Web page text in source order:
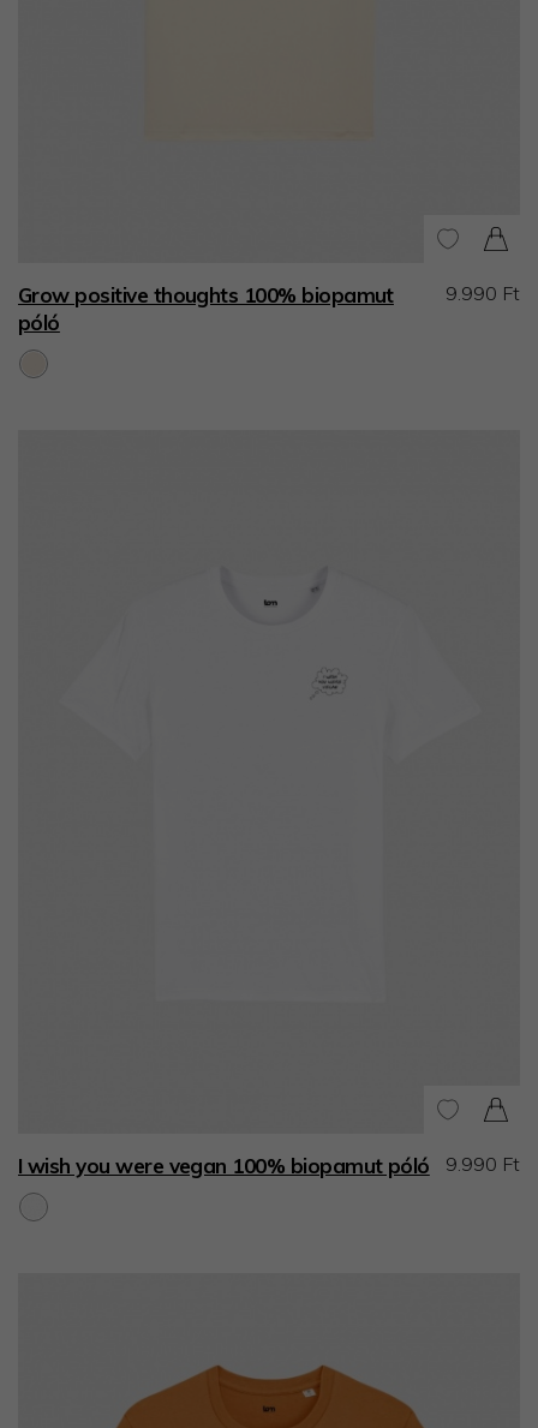
Grow positive thoughts 100% biopamut
póló
9.990 Ft
I wish you were vegan 100% biopamut póló 9.990 Ft